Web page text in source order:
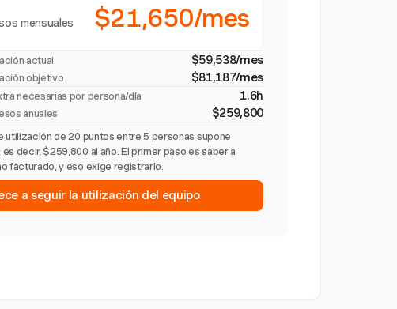
mensuales $21,650/mes
actual $59,538/mes
objetivo $81,187/mes
necesarias por persona/día 1.6h
anuales $259,800
utilización de 20 puntos entre 5 personas supone
decir, $259,800 al año. El primer paso es saber a
facturado, y eso exige registrarlo.
a seguir la utilización del equipo